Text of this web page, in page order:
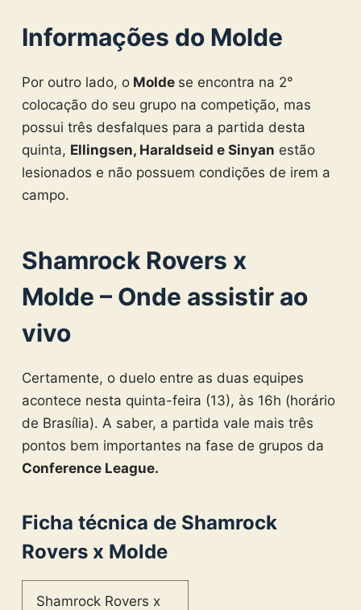
Informações do Molde
Por outro lado, oMolde se encontra na 2°
colocação do seu grupo na competição, mas
possui três desfalques para a partida desta
quinta, Ellingsen, Haraldseid e Sinyan estão
lesionados e não possuem condições de irem a
campo.
Shamrock Rovers x
Molde – Onde assistir ao
vivo
Certamente, o duelo entre as duas equipes
acontece nesta quinta-feira (13), às 16h (horário
de Brasília). A saber, a partida vale mais três
pontos bem importantes na fase de grupos da
Conference League.
Ficha técnica de Shamrock
Rovers x Molde
Shamrock Rovers x